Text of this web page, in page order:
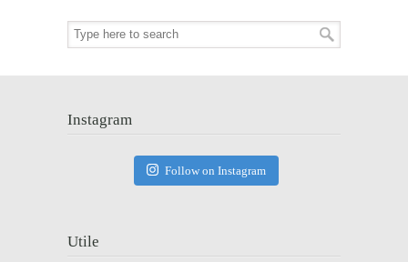
Instagram
Follow on Instagram
Utile